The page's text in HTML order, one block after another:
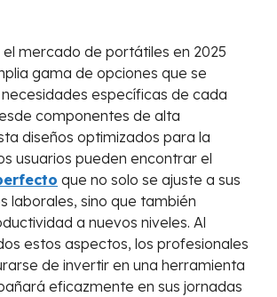
el mercado de portátiles en 2025
gama de opciones que se
específicas de cada
componentes de alta
diseños optimizados para la
usuarios pueden encontrar el
que no solo se ajuste a sus
laborales, sino que también
a nuevos niveles. Al
estos aspectos, los profesionales
de invertir en una herramienta
eficazmente en sus jornadas